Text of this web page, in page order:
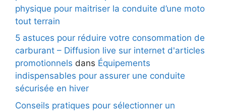
physique pour maitriser la conduite d’une moto
tout terrain
5 astuces pour réduire votre consommation de
carburant – Diffusion live sur internet d'articles
promotionnels dans Équipements
indispensables pour assurer une conduite
sécurisée en hiver
Conseils pratiques pour sélectionner un